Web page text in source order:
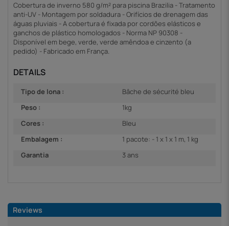
Cobertura de inverno 580 g/m² para piscina Brazilia - Tratamento
anti-UV - Montagem por soldadura - Orifícios de drenagem das
águas pluviais - A cobertura é fixada por cordões elásticos e
ganchos de plástico homologados - Norma NP 90308 -
Disponível em bege, verde, verde amêndoa e cinzento (a
pedido) - Fabricado em França.
DETAILS
Tipo de lona :
Bâche de sécurité bleu
Peso :
1kg
Cores :
Bleu
Embalagem :
1 pacote: - 1 x 1 x 1 m, 1 kg
Garantia
3 ans
Reviews